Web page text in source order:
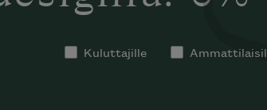
Kuluttajille